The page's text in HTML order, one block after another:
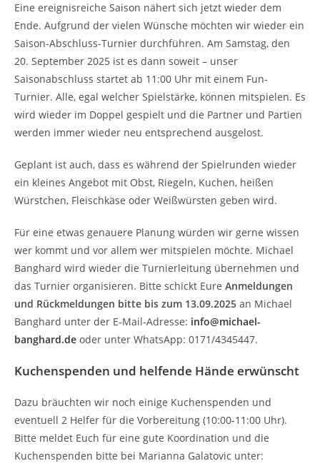
Eine ereignisreiche Saison nähert sich jetzt wieder dem
Ende. Aufgrund der vielen Wünsche möchten wir wieder ein
Saison-Abschluss-Turnier durchführen. Am Samstag, den
20. September 2025 ist es dann soweit – unser
Saisonabschluss startet ab 11:00 Uhr mit einem Fun-
Turnier. Alle, egal welcher Spielstärke, können mitspielen. Es
wird wieder im Doppel gespielt und die Partner und Partien
werden immer wieder neu entsprechend ausgelost.
Geplant ist auch, dass es während der Spielrunden wieder
ein kleines Angebot mit Obst, Riegeln, Kuchen, heißen
Würstchen, Fleischkäse oder Weißwürsten geben wird.
Für eine etwas genauere Planung würden wir gerne wissen
wer kommt und vor allem wer mitspielen möchte. Michael
Banghard wird wieder die Turnierleitung übernehmen und
das Turnier organisieren. Bitte schickt Eure Anmeldungen
und Rückmeldungen bitte bis zum 13.09.2025 an Michael
Banghard unter der E-Mail-Adresse: info@michael-
banghard.de oder unter WhatsApp: 0171/4345447.
Kuchenspenden und helfende Hände erwünscht
Dazu bräuchten wir noch einige Kuchenspenden und
eventuell 2 Helfer für die Vorbereitung (10:00-11:00 Uhr).
Bitte meldet Euch für eine gute Koordination und die
Kuchenspenden bitte bei Marianna Galatovic unter: